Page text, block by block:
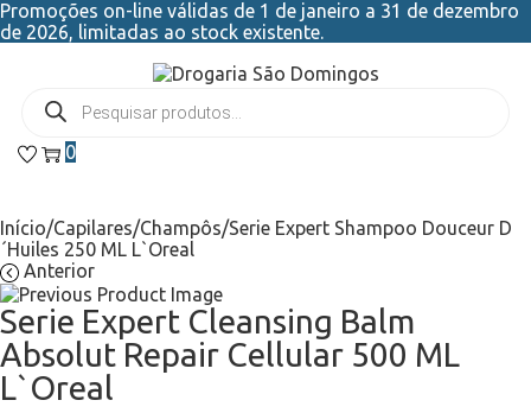
Promoções on-line válidas de 1 de janeiro a 31 de dezembro
de 2026, limitadas ao stock existente.
0
Início/Capilares/Champôs/Serie Expert Shampoo Douceur D
´Huiles 250 ML L`Oreal
Anterior
Serie Expert Cleansing Balm
Absolut Repair Cellular 500 ML
L`Oreal